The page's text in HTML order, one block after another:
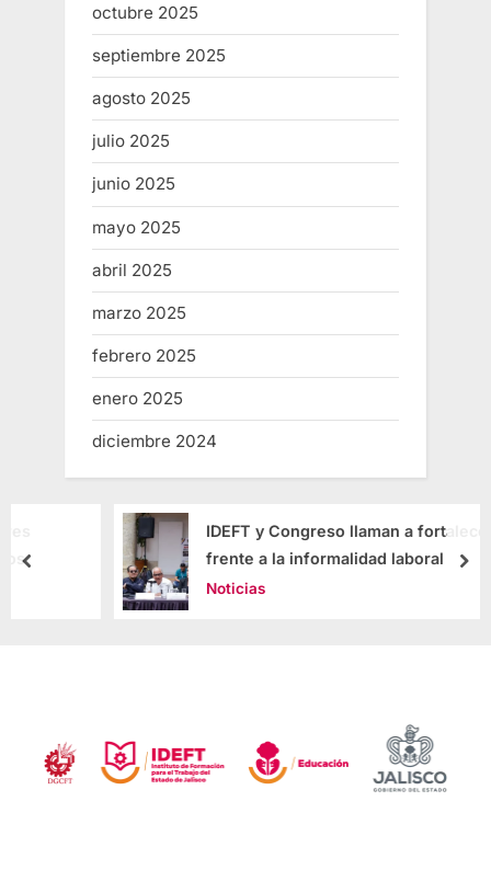
octubre 2025
septiembre 2025
agosto 2025
julio 2025
junio 2025
mayo 2025
abril 2025
marzo 2025
febrero 2025
enero 2025
diciembre 2024
IDEFT y Congreso llaman a fortalecer oficios
frente a la informalidad laboral
Noticias